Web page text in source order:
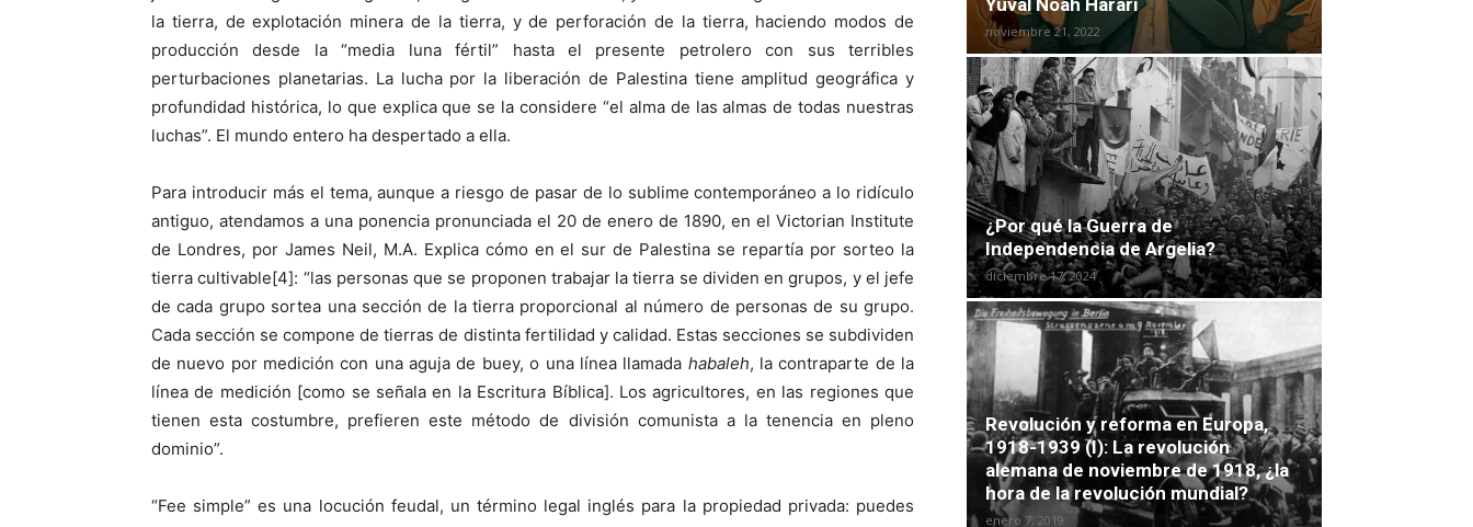
la tierra, de explotación minera de la tierra, y de perforación de la tierra, haciendo modos de
producción desde la “media luna fértil” hasta el presente petrolero con sus terribles
perturbaciones planetarias. La lucha por la liberación de Palestina tiene amplitud geográfica y
profundidad histórica, lo que explica que se la considere “el alma de las almas de todas nuestras
luchas”. El mundo entero ha despertado a ella.
Para introducir más el tema, aunque a riesgo de pasar de lo sublime contemporáneo a lo ridículo
antiguo, atendamos a una ponencia pronunciada el 20 de enero de 1890, en el Victorian Institute
de Londres, por James Neil, M.A. Explica cómo en el sur de Palestina se repartía por sorteo la
tierra cultivable[4]: “las personas que se proponen trabajar la tierra se dividen en grupos, y el jefe
de cada grupo sortea una sección de la tierra proporcional al número de personas de su grupo.
Cada sección se compone de tierras de distinta fertilidad y calidad. Estas secciones se subdividen
de nuevo por medición con una aguja de buey, o una línea llamada habaleh, la contraparte de la
línea de medición [como se señala en la Escritura Bíblica]. Los agricultores, en las regiones que
tienen esta costumbre, prefieren este método de división comunista a la tenencia en pleno
dominio”.
“Fee simple” es una locución feudal, un término legal inglés para la propiedad privada: puedes
Yuval Noah Harari
noviembre 21, 2022
¿Por qué la Guerra de
Independencia de Argelia?
diciembre 17, 2024
Revolución y reforma en Europa,
1918-1939 (I): La revolución
alemana de noviembre de 1918, ¿la
hora de la revolución mundial?
enero 7, 2019